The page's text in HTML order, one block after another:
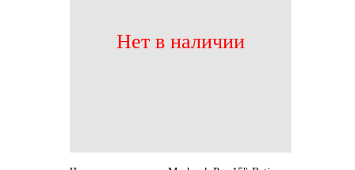
Нет в наличии